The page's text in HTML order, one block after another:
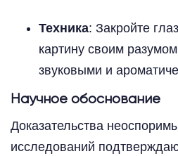
Техника: Закройте
картину своим
звуковыми и
Научное обоснование
Доказательства
исследований